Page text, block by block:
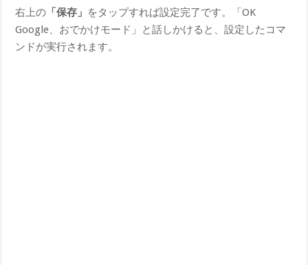
右上の 「保存」 をタップすれば設定完了です。「OK
Google、おでかけモード」と話しかけると、設定したコマ
ンドが実行されます。